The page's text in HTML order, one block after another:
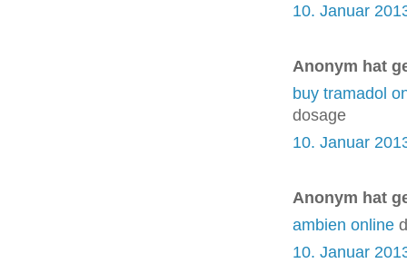
10. Januar
Anonym hat
buy tramadol
dosage
10. Januar
Anonym hat
ambien online
10. Januar